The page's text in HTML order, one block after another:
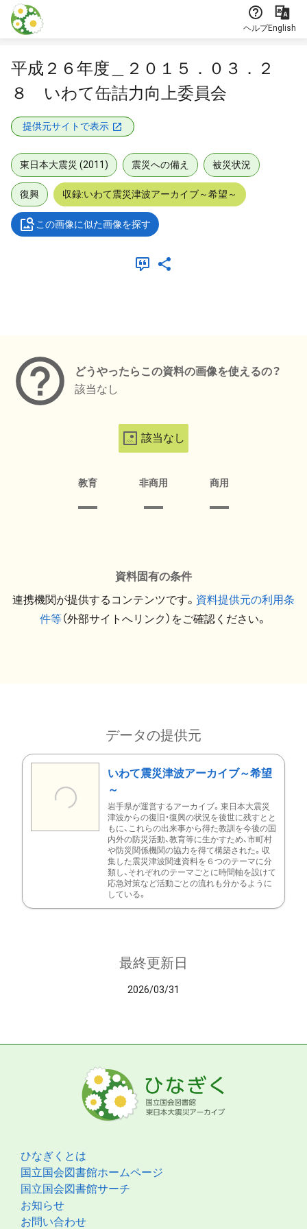
本文に飛ぶ
ヘルプEnglish
平成２６年度＿２０１５．０３．２
８ いわて缶詰力向上委員会
提供元サイトで表示
東日本大震災 (2011) 震災への備え 被災状況
復興 収録:いわて震災津波アーカイブ～希望～
この画像に似た画像を探す
どうやったらこの資料の画像を使えるの？
該当なし
該当なし
教育 非商用 商用
資料固有の条件
連携機関が提供するコンテンツです。 資料提供元の利用条
件等（外部サイトへリンク）をご確認ください。
データの提供元
いわて震災津波アーカイブ～希望
～
岩手県が運営するアーカイブ。東日本大震災
津波からの復旧・復興の状況を後世に残すとと
もに、これらの出来事から得た教訓を今後の国
内外の防災活動、教育等に生かすため、市町村
や防災関係機関の協力を得て構築された。収
集した震災津波関連資料を６つのテーマに分
類し、それぞれのテーマごとに時間軸を設けて
応急対策など活動ごとの流れも分かるように
している。
最終更新日
2026/03/31
ひなぎくとは
国立国会図書館ホームページ
国立国会図書館サーチ
お知らせ
お問い合わせ